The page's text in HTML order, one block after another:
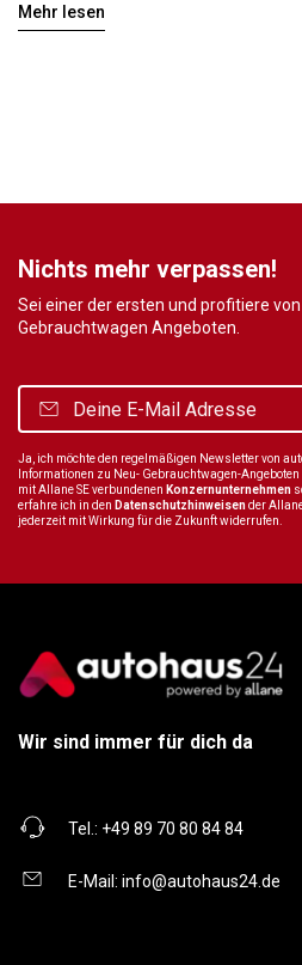
Mehr lesen
Nichts mehr verpassen!
Sei einer der ersten und profitiere
Gebrauchtwagen Angeboten.
Ja, ich möchte den regelmäßigen Newsletter von
Informationen zu Neu- Gebrauchtwagen-
mit Allane SE verbundenen Konzernunternehmen
erfahre ich in den Datenschutzhinweisender
jederzeit mit Wirkung für die Zukunft widerrufen.
Wir sind immer für dich da
Tel.: +49 89 70 80 84 84
E-Mail: info@autohaus24.de